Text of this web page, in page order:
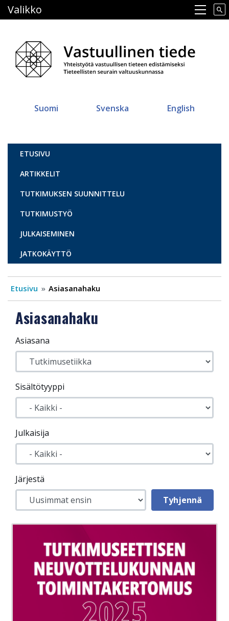
pääsisältöön
Main navigation
Valikko
Suomi Svenska English
Vastuullinen tiede
ETUSIVU
ARTIKKELIT
TUTKIMUKSEN SUUNNITTELU
TUTKIMUSTYÖ
JULKAISEMINEN
JATKOKÄYTTÖ
Etusivu Asiasanahaku
Asiasanahaku
Asiasana
Sisältötyyppi
Julkaisija
Järjestä